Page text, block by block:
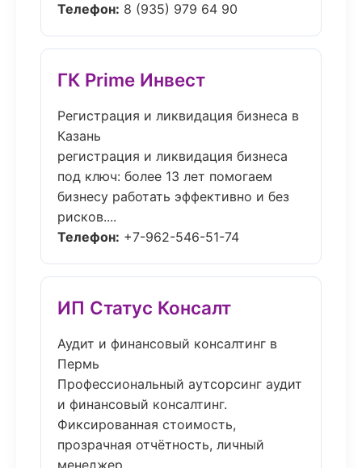
Телефон: 8 (935) 979 64 90
ГК Prime Инвест
Регистрация и ликвидация бизнеса в
Казань
регистрация и ликвидация бизнеса
под ключ: более 13 лет помогаем
бизнесу работать эффективно и без
рисков....
Телефон: +7-962-546-51-74
ИП Статус Консалт
Аудит и финансовый консалтинг в
Пермь
Профессиональный аутсорсинг аудит
и финансовый консалтинг.
Фиксированная стоимость,
прозрачная отчётность, личный
менеджер....